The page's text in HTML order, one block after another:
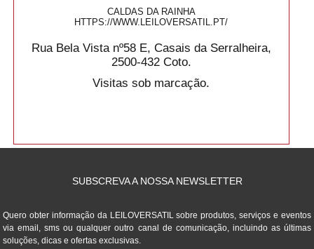
CALDAS DA RAINHA
HTTPS://WWW.LEILOVERSATIL.PT/
Rua Bela Vista nº58 E, Casais da Serralheira,
2500-432 Coto.
Visitas sob marcação.
SUBSCREVA A NOSSA NEWSLETTER
Quero obter informação da LEILOVERSATIL sobre produtos, serviços e eventos
via email, sms ou qualquer outro canal de comunicação, incluindo as últimas
soluções, dicas e ofertas exclusivas.